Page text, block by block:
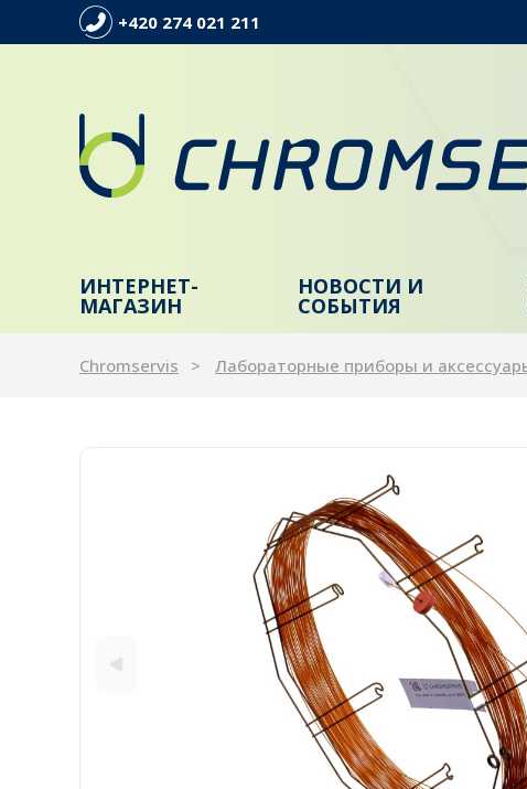
+420 274 021 211
ИНТЕРНЕТ-
МАГАЗИН
НОВОСТИ И
СОБЫТИЯ
Chromservis Лабораторные приборы и